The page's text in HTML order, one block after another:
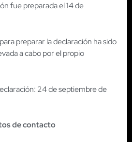
fue preparada el 14 de
preparar la declaración ha sido
a cabo por el propio
24 de septiembre de
de contacto